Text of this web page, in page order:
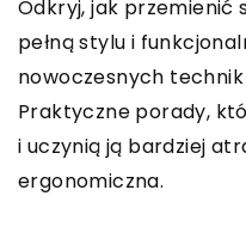
Odkryj, jak przemienić
pełną stylu i
nowoczesnych
Praktyczne porady,
i uczynią ją bardziej
ergonomiczna.